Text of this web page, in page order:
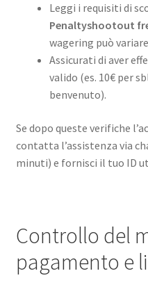
Leggi i requisiti di
Penaltyshootout
wagering può
Assicurati di aver
valido (es. 10€ per
benvenuto).
Se dopo queste verifiche
contatta l’assistenza via
minuti) e fornisci il tuo ID
Controllo del
pagamento e